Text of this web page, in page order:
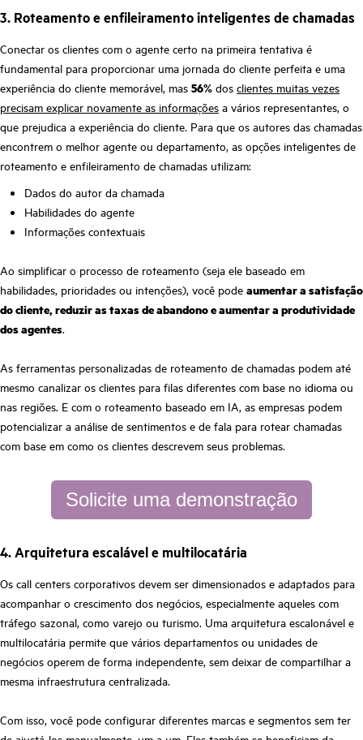
3. Roteamento e enfileiramento inteligentes de chamadas
Conectar os clientes com o agente certo na primeira tentativa é
fundamental para proporcionar uma jornada do cliente perfeita e uma
experiência do cliente memorável, mas 56% dos clientes muitas vezes
precisam explicar novamente as informações a vários representantes, o
que prejudica a experiência do cliente. Para que os autores das chamadas
encontrem o melhor agente ou departamento, as opções inteligentes de
roteamento e enfileiramento de chamadas utilizam:
Dados do autor da chamada
Habilidades do agente
Informações contextuais
Ao simplificar o processo de roteamento (seja ele baseado em
habilidades, prioridades ou intenções), você pode aumentar a satisfação
do cliente, reduzir as taxas de abandono e aumentar a produtividade
dos agentes.
As ferramentas personalizadas de roteamento de chamadas podem até
mesmo canalizar os clientes para filas diferentes com base no idioma ou
nas regiões. E com o roteamento baseado em IA, as empresas podem
potencializar a análise de sentimentos e de fala para rotear chamadas
com base em como os clientes descrevem seus problemas.
Solicite uma demonstração
4. Arquitetura escalável e multilocatária
Os call centers corporativos devem ser dimensionados e adaptados para
acompanhar o crescimento dos negócios, especialmente aqueles com
tráfego sazonal, como varejo ou turismo. Uma arquitetura escalonável e
multilocatária permite que vários departamentos ou unidades de
negócios operem de forma independente, sem deixar de compartilhar a
mesma infraestrutura centralizada.
Com isso, você pode configurar diferentes marcas e segmentos sem ter